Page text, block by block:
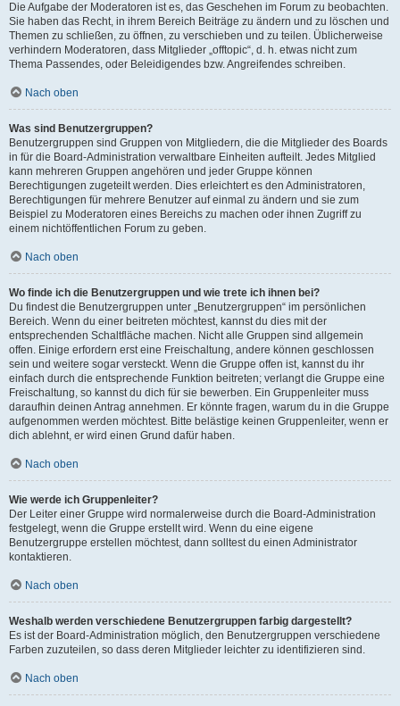
Die Aufgabe der Moderatoren ist es, das Geschehen im Forum zu beobachten.
Sie haben das Recht, in ihrem Bereich Beiträge zu ändern und zu löschen und
Themen zu schließen, zu öffnen, zu verschieben und zu teilen. Üblicherweise
verhindern Moderatoren, dass Mitglieder „offtopic“, d. h. etwas nicht zum
Thema Passendes, oder Beleidigendes bzw. Angreifendes schreiben.
Nach oben
Was sind Benutzergruppen?
Benutzergruppen sind Gruppen von Mitgliedern, die die Mitglieder des Boards
in für die Board-Administration verwaltbare Einheiten aufteilt. Jedes Mitglied
kann mehreren Gruppen angehören und jeder Gruppe können
Berechtigungen zugeteilt werden. Dies erleichtert es den Administratoren,
Berechtigungen für mehrere Benutzer auf einmal zu ändern und sie zum
Beispiel zu Moderatoren eines Bereichs zu machen oder ihnen Zugriff zu
einem nichtöffentlichen Forum zu geben.
Nach oben
Wo finde ich die Benutzergruppen und wie trete ich ihnen bei?
Du findest die Benutzergruppen unter „Benutzergruppen“ im persönlichen
Bereich. Wenn du einer beitreten möchtest, kannst du dies mit der
entsprechenden Schaltfläche machen. Nicht alle Gruppen sind allgemein
offen. Einige erfordern erst eine Freischaltung, andere können geschlossen
sein und weitere sogar versteckt. Wenn die Gruppe offen ist, kannst du ihr
einfach durch die entsprechende Funktion beitreten; verlangt die Gruppe eine
Freischaltung, so kannst du dich für sie bewerben. Ein Gruppenleiter muss
daraufhin deinen Antrag annehmen. Er könnte fragen, warum du in die Gruppe
aufgenommen werden möchtest. Bitte belästige keinen Gruppenleiter, wenn er
dich ablehnt, er wird einen Grund dafür haben.
Nach oben
Wie werde ich Gruppenleiter?
Der Leiter einer Gruppe wird normalerweise durch die Board-Administration
festgelegt, wenn die Gruppe erstellt wird. Wenn du eine eigene
Benutzergruppe erstellen möchtest, dann solltest du einen Administrator
kontaktieren.
Nach oben
Weshalb werden verschiedene Benutzergruppen farbig dargestellt?
Es ist der Board-Administration möglich, den Benutzergruppen verschiedene
Farben zuzuteilen, so dass deren Mitglieder leichter zu identifizieren sind.
Nach oben